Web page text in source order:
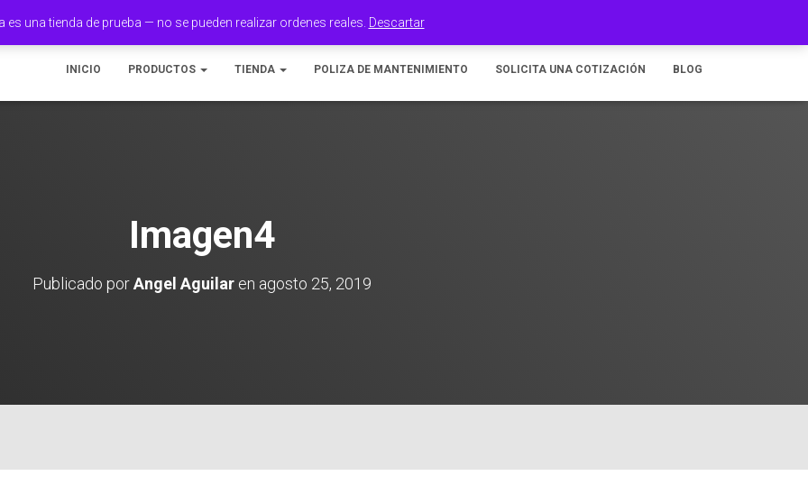
es una tienda de prueba — no se pueden realizar ordenes reales. Descartar
INICIO PRODUCTOS TIENDA POLIZA DE MANTENIMIENTO SOLICITA UNA COTIZACIÓN BLOG
Imagen4
Publicado porAngel Aguilar en agosto 25, 2019